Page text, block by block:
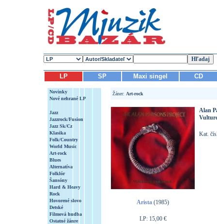
LP SP Maxi singel CD
Novinky
Nové nehrané LP
Jazz
Jazzrock/Fusion
Jazz Sk/Cz
Klasika
Folk/Country
World Music
Art-rock
Blues
Alternatíva
Folklór
Šansóny
Hard & Heavy
Rock
Hovorené slovo
Detské
Filmová hudba
Ostatné žánre
Žáner: Art-rock
Arista (1985)
LP: 15,00 €
Alan
Kat.